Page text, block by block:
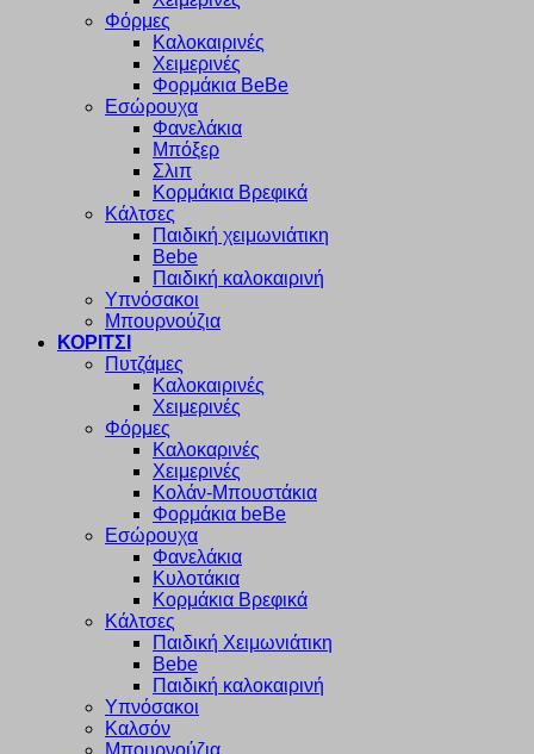
Φόρμες
Καλοκαιρινές
Χειμερινές
Φορμάκια BeBe
Εσώρουχα
Φανελάκια
Μπόξερ
Σλιπ
Κορμάκια Βρεφικά
Κάλτσες
Παιδική χειμωνιάτικη
Bebe
Παιδική καλοκαιρινή
Υπνόσακοι
Μπουρνούζια
ΚΟΡΙΤΣΙ
Πυτζάμες
Καλοκαιρινές
Χειμερινές
Φόρμες
Καλοκαρινές
Χειμερινές
Κολάν-Μπουστάκια
Φορμάκια beBe
Εσώρουχα
Φανελάκια
Κυλοτάκια
Κορμάκια Βρεφικά
Κάλτσες
Παιδική Χειμωνιάτικη
Bebe
Παιδική καλοκαιρινή
Υπνόσακοι
Καλσόν
Μπουρνούζια